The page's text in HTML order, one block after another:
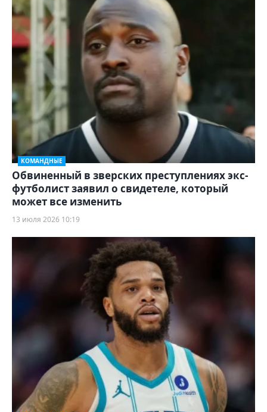
КОМАНДНЫЕ
Обвиненный в зверских преступлениях экс-
футболист заявил о свидетеле, который
может все изменить
13 июля 2026 10:19